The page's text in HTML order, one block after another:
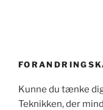
Kunne du tænke
Teknikken, der